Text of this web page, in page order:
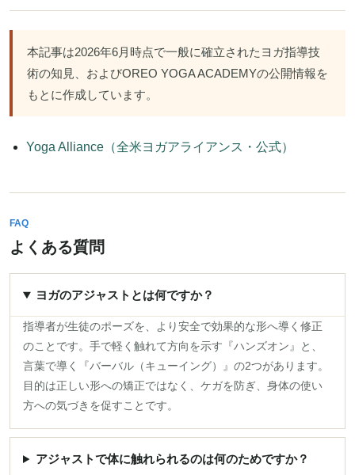
本記事は2026年6月時点で一般に確立されたヨガ指導技
術の知見、およびOREO YOGA ACADEMYの公開情報を
もとに作成しています。
Yoga Alliance（全米ヨガアライアンス・公式）
FAQ
よくある質問
ヨガのアジャストとは何ですか？
指導者が生徒のポーズを、より安全で効果的な形へ導く修正
のことです。手で軽く触れて方向を示す『ハンズオン』と、
言葉で導く『バーバル（キューイング）』の2つがあります。
目的は正しい形への矯正ではなく、ケガを防ぎ、身体の使い
方への気づきを促すことです。
アジャストで体に触れられるのは何のためですか？